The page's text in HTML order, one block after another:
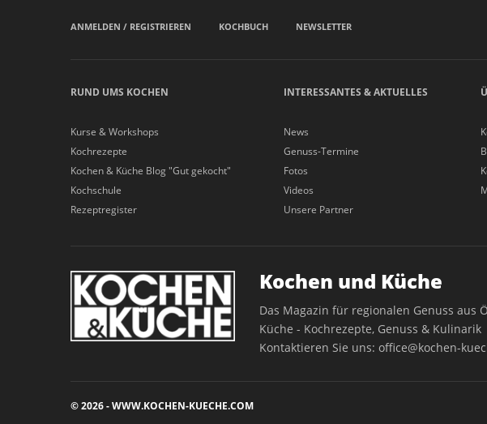
ANMELDEN / REGISTRIEREN KOCHBUCH NEWSLETTER
RUND UMS KOCHEN
Kurse & Workshops
Kochrezepte
Kochen & Küche Blog "Gut gekocht"
Kochschule
Rezeptregister
INTERESSANTES & AKTUELLES
News
Genuss-Termine
Fotos
Videos
Unsere Partner
Kochen und Küche
Das Magazin für regionalen Genuss aus
Küche - Kochrezepte, Genuss & Kulinarik
Kontaktieren Sie uns:office@kochen-
© 2026 - WWW.KOCHEN-KUECHE.COM